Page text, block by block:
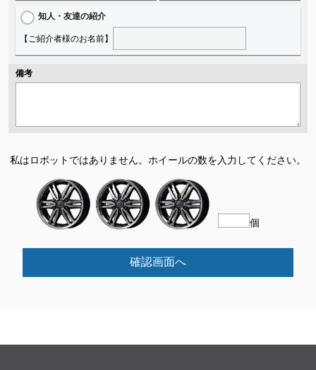
知人・友達の紹介
【ご紹介者様のお名前】
備考
私はロボットではありません。 ホイールの数を入力してください。
個
確認画面へ